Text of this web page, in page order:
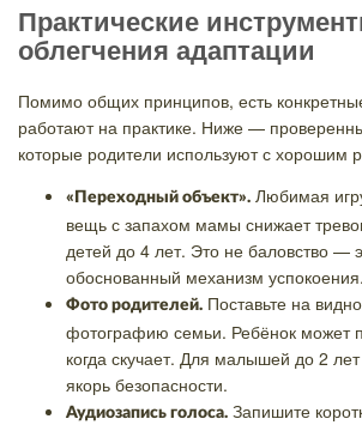
Практические
облегчения адаптации
Помимо общих принципов, есть
работают на практике. Ниже —
которые родители используют с хорошим
«Переходный объект». Любимая
вещь с запахом мамы снижает
детей до 4 лет. Это не баловство —
обоснованный механизм успокоения.
Фото родителей. Поставьте на
фотографию семьи. Ребёнок может
когда скучает. Для малышей до 2 лет
якорь безопасности.
Аудиозапись голоса. Запишите